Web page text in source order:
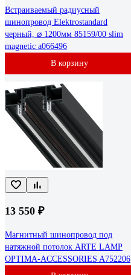
Встраиваемый радиусный
шинопровод Elektrostandard
черный, ⌀ 1200мм 85159/00 slim
magnetic a066496
В корзину
13 550 ₽
Магнитный шинопровод под
натяжной потолок ARTE LAMP
OPTIMA-ACCESSORIES A752206